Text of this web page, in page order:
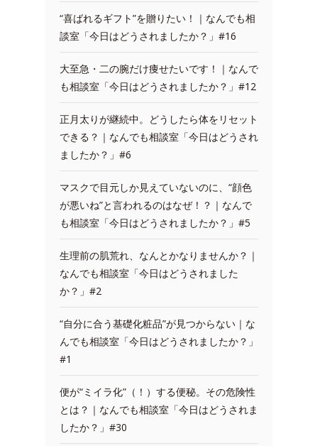
“喜ばれるギフト”を贈りたい！｜なんでも相
談室「今日はどうされましたか？」#16
大至急・二の腕だけ痩せたいです！｜なんで
も相談室「今日はどうされましたか？」#12
正月太りが継続中。どうしたら体をリセット
できる？｜なんでも相談室「今日はどうされ
ましたか？」#6
マスクで目元しか見えていないのに、“顔色
が悪いね”と言われるのはなぜ！？｜なんで
も相談室「今日はどうされましたか？」#5
生理前の肌荒れ、なんとかなりませんか？｜
なんでも相談室「今日はどうされました
か？」#2
“自分に合う基礎化粧品”が見つからない｜な
んでも相談室「今日はどうされましたか？」
#1
便が“ミイラ化”（！）する便秘。その危険性
とは？｜なんでも相談室「今日はどうされま
したか？」#30